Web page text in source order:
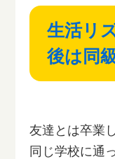
生活リ
後は同
友達とは卒業
同じ学校に通